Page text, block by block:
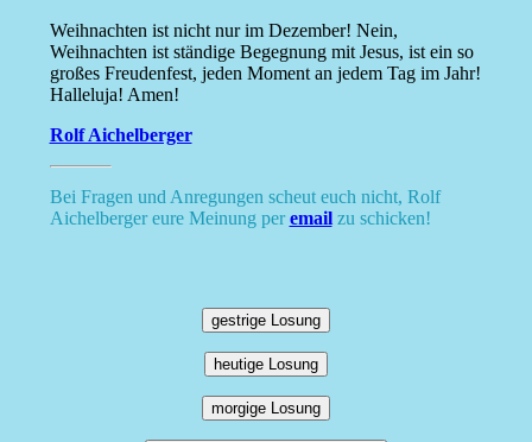
Weihnachten ist nicht nur im Dezember! Nein,
Weihnachten ist ständige Begegnung mit Jesus, ist ein so
großes Freudenfest, jeden Moment an jedem Tag im Jahr!
Halleluja! Amen!
Rolf Aichelberger
Bei Fragen und Anregungen scheut euch nicht, Rolf
Aichelberger eure Meinung peremailzu schicken!
gestrige Losung
heutige Losung
morgige Losung